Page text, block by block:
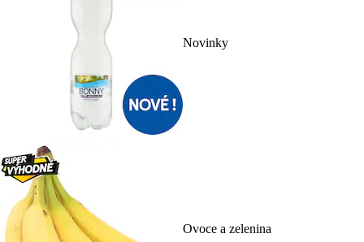
Novinky
Ovoce a zelenina